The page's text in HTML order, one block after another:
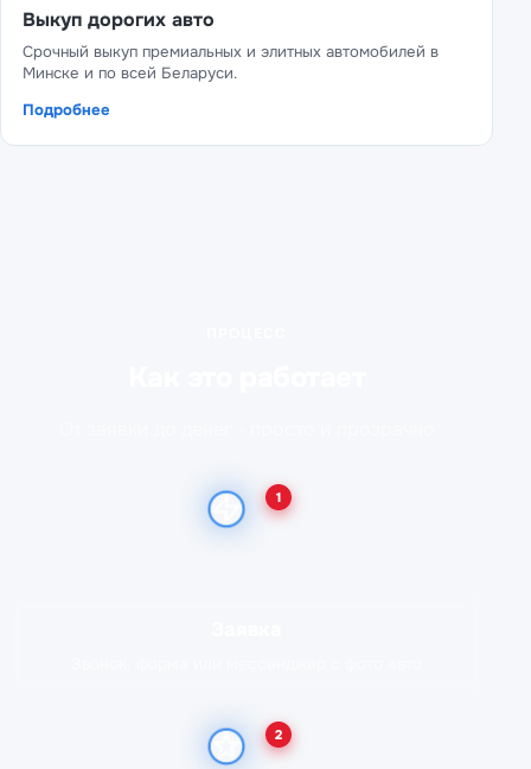
Выкуп дорогих авто
Срочный выкуп премиальных и элитных автомобилей в
Минске и по всей Беларуси.
Подробнее
1
2